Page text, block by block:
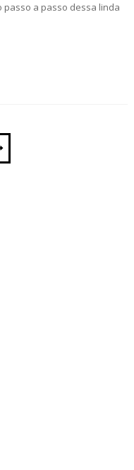
passo a passo dessa linda